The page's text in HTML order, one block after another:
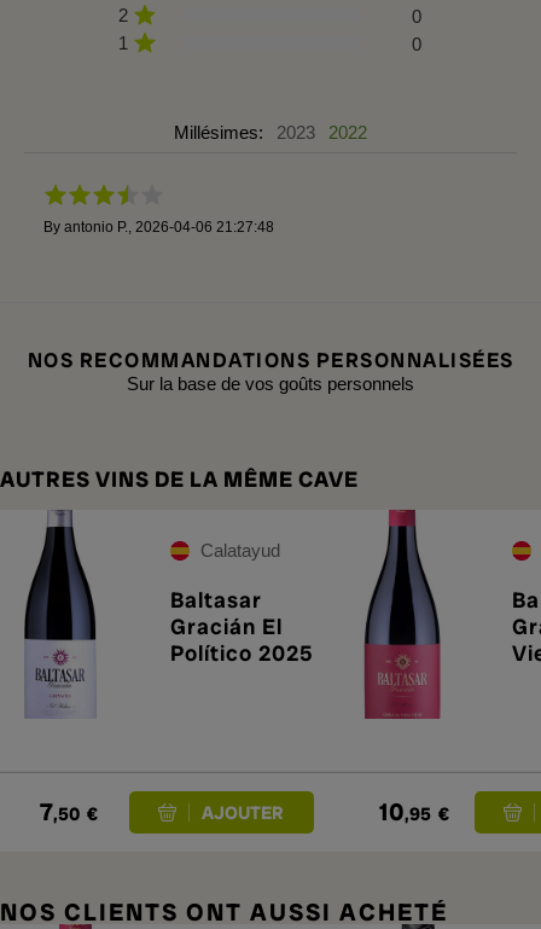
2
0
1
0
Millésimes: 2023 2022
By antonio P. 2026-04-06 21:27:48
NOS RECOMMANDATIONS PERSONNALISÉES
Sur la base de vos goûts personnels
AUTRES VINS DE LA MÊME CAVE
Calatayud
Baltasar
Gracián El
Político 2025
7,50 € 10,95 €
NOS CLIENTS ONT AUSSI ACHETÉ